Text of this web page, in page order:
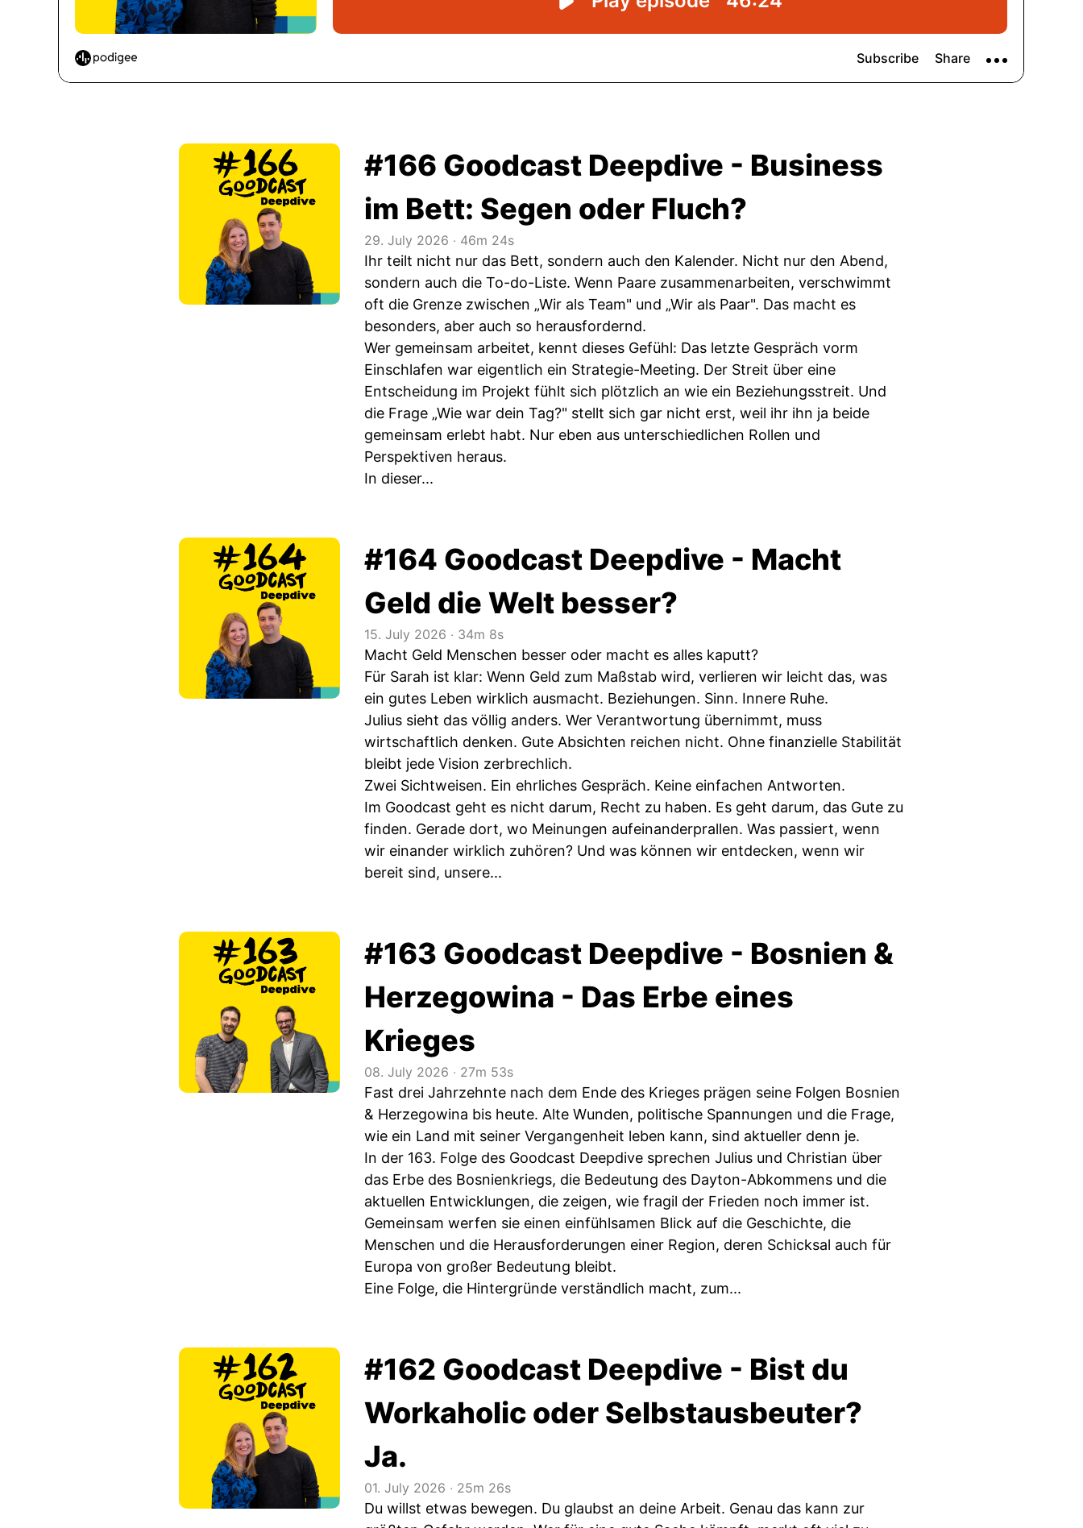
#166 Goodcast Deepdive - Business
im Bett: Segen oder Fluch?
29. July 2026 ‧ 46m 24s
Ihr teilt nicht nur das Bett, sondern auch den Kalender. Nicht nur den Abend,
sondern auch die To-do-Liste. Wenn Paare zusammenarbeiten, verschwimmt
oft die Grenze zwischen „Wir als Team" und „Wir als Paar". Das macht es
besonders, aber auch so herausfordernd.
Wer gemeinsam arbeitet, kennt dieses Gefühl: Das letzte Gespräch vorm
Einschlafen war eigentlich ein Strategie-Meeting. Der Streit über eine
Entscheidung im Projekt fühlt sich plötzlich an wie ein Beziehungsstreit. Und
die Frage „Wie war dein Tag?" stellt sich gar nicht erst, weil ihr ihn ja beide
gemeinsam erlebt habt. Nur eben aus unterschiedlichen Rollen und
Perspektiven heraus.
In dieser...
#164 Goodcast Deepdive - Macht
Geld die Welt besser?
15. July 2026 ‧ 34m 8s
Macht Geld Menschen besser oder macht es alles kaputt?
Für Sarah ist klar: Wenn Geld zum Maßstab wird, verlieren wir leicht das, was
ein gutes Leben wirklich ausmacht. Beziehungen. Sinn. Innere Ruhe.
Julius sieht das völlig anders. Wer Verantwortung übernimmt, muss
wirtschaftlich denken. Gute Absichten reichen nicht. Ohne finanzielle Stabilität
bleibt jede Vision zerbrechlich.
Zwei Sichtweisen. Ein ehrliches Gespräch. Keine einfachen Antworten.
Im Goodcast geht es nicht darum, Recht zu haben. Es geht darum, das Gute zu
finden. Gerade dort, wo Meinungen aufeinanderprallen. Was passiert, wenn
wir einander wirklich zuhören? Und was können wir entdecken, wenn wir
bereit sind, unsere...
#163 Goodcast Deepdive - Bosnien &
Herzegowina - Das Erbe eines
Krieges
08. July 2026 ‧ 27m 53s
Fast drei Jahrzehnte nach dem Ende des Krieges prägen seine Folgen Bosnien
& Herzegowina bis heute. Alte Wunden, politische Spannungen und die Frage,
wie ein Land mit seiner Vergangenheit leben kann, sind aktueller denn je.
In der 163. Folge des Goodcast Deepdive sprechen Julius und Christian über
das Erbe des Bosnienkriegs, die Bedeutung des Dayton-Abkommens und die
aktuellen Entwicklungen, die zeigen, wie fragil der Frieden noch immer ist.
Gemeinsam werfen sie einen einfühlsamen Blick auf die Geschichte, die
Menschen und die Herausforderungen einer Region, deren Schicksal auch für
Europa von großer Bedeutung bleibt.
Eine Folge, die Hintergründe verständlich macht, zum...
#162 Goodcast Deepdive - Bist du
Workaholic oder Selbstausbeuter?
Ja.
01. July 2026 ‧ 25m 26s
Du willst etwas bewegen. Du glaubst an deine Arbeit. Genau das kann zur